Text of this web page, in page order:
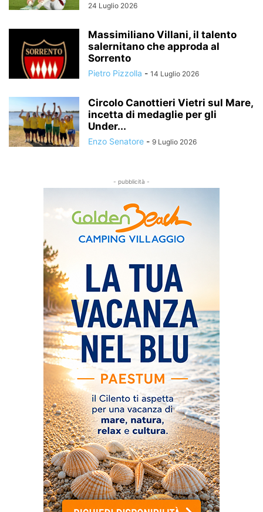
24 Luglio 2026
Massimiliano Villani, il talento
salernitano che approda al
Sorrento
Pietro Pizzolla - 14 Luglio 2026
Circolo Canottieri Vietri sul Mare,
incetta di medaglie per gli
Under...
Enzo Senatore - 9 Luglio 2026
- pubblicità -